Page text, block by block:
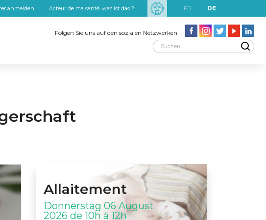
anmelden Acteur de ma santé, was ist das ? FR DE
HôpitauxRobert Schuman
Folgen Sie uns auf den sozialen Netzwerken
Allaitement
Donnerstag 06 August
2026 de 10h à 12h